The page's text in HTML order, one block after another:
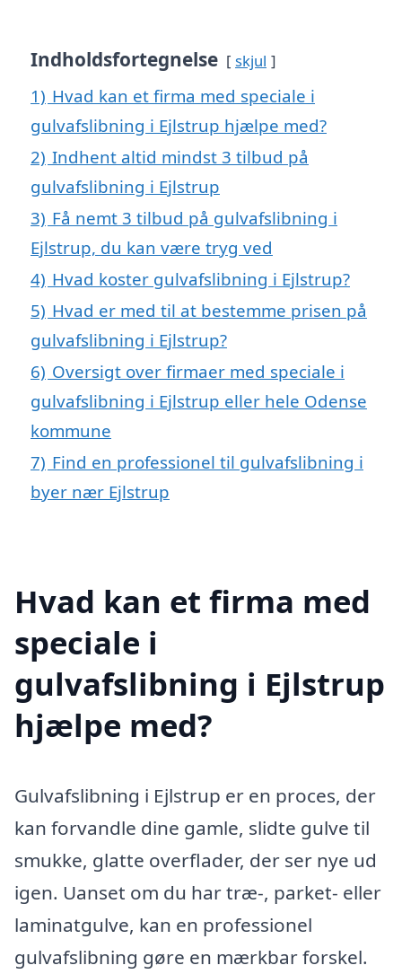
Indholdsfortegnelse skjul
1) Hvad kan et firma med speciale i
gulvafslibning i Ejlstrup hjælpe med?
2) Indhent altid mindst 3 tilbud på
gulvafslibning i Ejlstrup
3) Få nemt 3 tilbud på gulvafslibning i
Ejlstrup, du kan være tryg ved
4) Hvad koster gulvafslibning i Ejlstrup?
5) Hvad er med til at bestemme prisen på
gulvafslibning i Ejlstrup?
6) Oversigt over firmaer med speciale i
gulvafslibning i Ejlstrup eller hele Odense
kommune
7) Find en professionel til gulvafslibning i
byer nær Ejlstrup
Hvad kan et firma med
speciale i
gulvafslibning i Ejlstrup
hjælpe med?
Gulvafslibning i Ejlstrup er en proces, der
kan forvandle dine gamle, slidte gulve til
smukke, glatte overflader, der ser nye ud
igen. Uanset om du har træ-, parket- eller
laminatgulve, kan en professionel
gulvafslibning gøre en mærkbar forskel.